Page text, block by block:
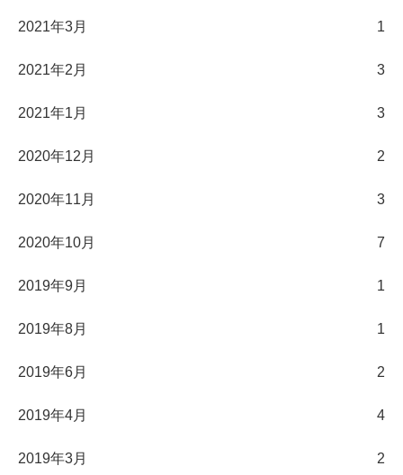
2021年3月 1
2021年2月 3
2021年1月 3
2020年12月 2
2020年11月 3
2020年10月 7
2019年9月 1
2019年8月 1
2019年6月 2
2019年4月 4
2019年3月 2